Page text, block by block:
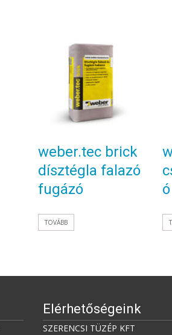
weber.tec brick
dísztégla falazó
fugázó
TOVÁBB
ó
Elérhetőségeink
SZERENCSI TÜZÉP KFT